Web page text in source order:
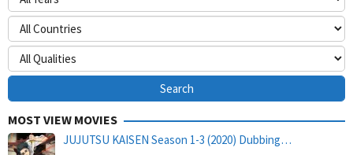
MOST VIEW MOVIES
JUJUTSU KAISEN Season 1-3 (2020) Dubbing…